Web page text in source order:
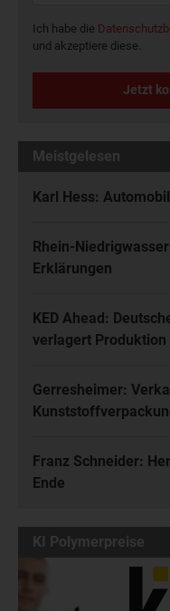
Ich habe die
und akzeptiere diese.
Jetzt
Meistgelesen
Karl Hess:
Rhein-
Erklärungen
KED Ahead:
verlagert Produktion
Gerresheimer:
Franz Schneider:
Ende
KI Polymerpreise